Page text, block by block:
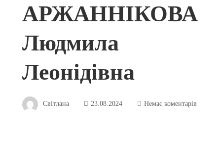
АРЖАННІКОВА
Людмила
Леонідівна
Світлана 23.08.2024 Немає коментарів